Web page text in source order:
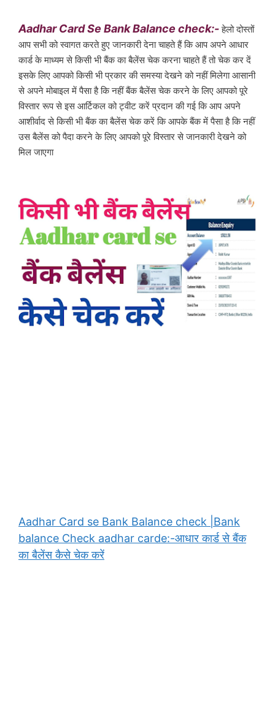
Aadhar Card Se Bank Balance check:-हेलो दोस्तों
आप सभी को स्वागत करते हुए जानकारी देना चाहते हैं कि आप अपने आधार
कार्ड के माध्यम से किसी भी बैंक का बैलेंस चेक करना चाहते हैं तो चेक कर दें
इसके लिए आपको किसी भी प्रकार की समस्या देखने को नहीं मिलेगा आसानी
से अपने मोबाइल में पैसा है कि नहीं बैंक बैलेंस चेक करने के लिए आपको पूरे
विस्तार रूप से इस आर्टिकल को ट्वीट करें प्रदान की गई कि आप अपने
आशीर्वाद से किसी भी बैंक का बैलेंस चेक करें कि आपके बैंक में पैसा है कि नहीं
उस बैलेंस को पैदा करने के लिए आपको पूरे विस्तार से जानकारी देखने को
मिल जाएगा
Aadhar Card se Bank Balance check |Bank
balance Check aadhar carde:-आधार कार्ड से बैंक
का बैलेंस कैसे चेक करें